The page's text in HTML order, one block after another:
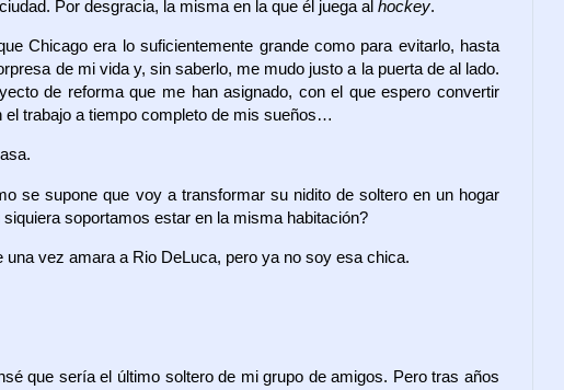
Por desgracia, la misma en la que él juega al hockey.
Chicago era lo suficientemente grande como para evitarlo, hasta
de mi vida y, sin saberlo, me mudo justo a la puerta de al lado.
de reforma que me han asignado, con el que espero convertir
el trabajo a tiempo completo de mis sueños…
se supone que voy a transformar su nidito de soltero en un hogar
soportamos estar en la misma habitación?
una vez amara a Rio DeLuca, pero ya no soy esa chica.
que sería el último soltero de mi grupo de amigos. Pero tras años